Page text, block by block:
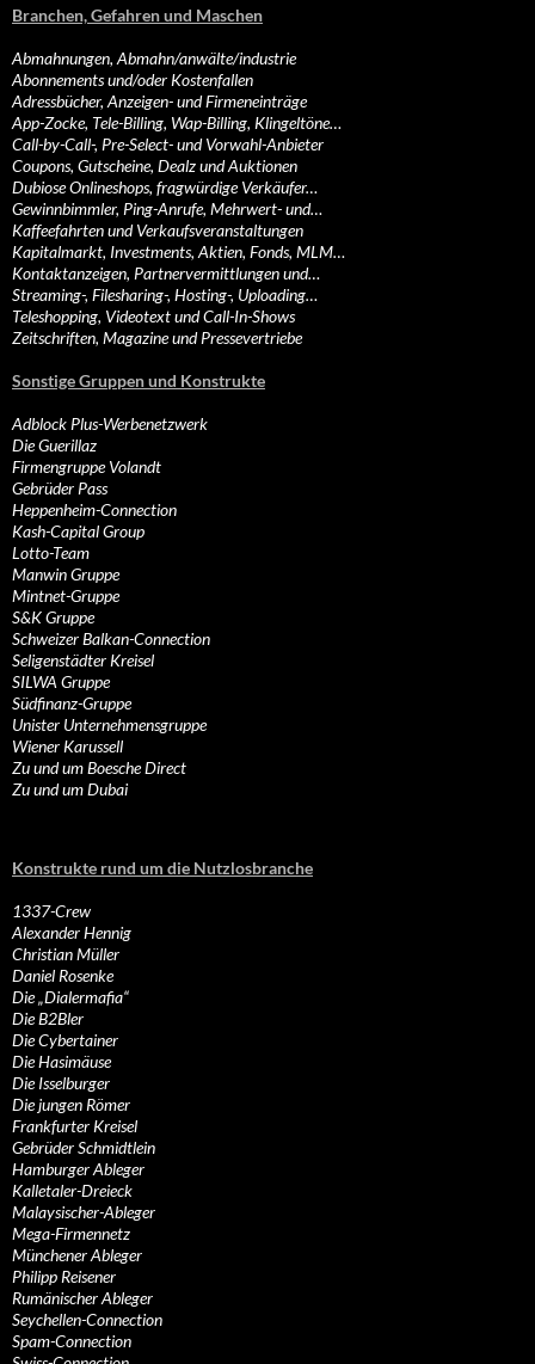
Branchen, Gefahren und Maschen
Abmahnungen, Abmahn/anwälte/industrie
Abonnements und/oder Kostenfallen
Adressbücher, Anzeigen- und Firmeneinträge
App-Zocke, Tele-Billing, Wap-Billing, Klingeltöne…
Call-by-Call-, Pre-Select- und Vorwahl-Anbieter
Coupons, Gutscheine, Dealz und Auktionen
Dubiose Onlineshops, fragwürdige Verkäufer…
Gewinnbimmler, Ping-Anrufe, Mehrwert- und…
Kaffeefahrten und Verkaufsveranstaltungen
Kapitalmarkt, Investments, Aktien, Fonds, MLM…
Kontaktanzeigen, Partnervermittlungen und…
Streaming-, Filesharing-, Hosting-, Uploading…
Teleshopping, Videotext und Call-In-Shows
Zeitschriften, Magazine und Pressevertriebe
Sonstige Gruppen und Konstrukte
Adblock Plus-Werbenetzwerk
Die Guerillaz
Firmengruppe Volandt
Gebrüder Pass
Heppenheim-Connection
Kash-Capital Group
Lotto-Team
Manwin Gruppe
Mintnet-Gruppe
S&K Gruppe
Schweizer Balkan-Connection
Seligenstädter Kreisel
SILWA Gruppe
Südfinanz-Gruppe
Unister Unternehmensgruppe
Wiener Karussell
Zu und um Boesche Direct
Zu und um Dubai
Konstrukte rund um die Nutzlosbranche
1337-Crew
Alexander Hennig
Christian Müller
Daniel Rosenke
Die „Dialermafia“
Die B2Bler
Die Cybertainer
Die Hasimäuse
Die Isselburger
Die jungen Römer
Frankfurter Kreisel
Gebrüder Schmidtlein
Hamburger Ableger
Kalletaler-Dreieck
Malaysischer-Ableger
Mega-Firmennetz
Münchener Ableger
Philipp Reisener
Rumänischer Ableger
Seychellen-Connection
Spam-Connection